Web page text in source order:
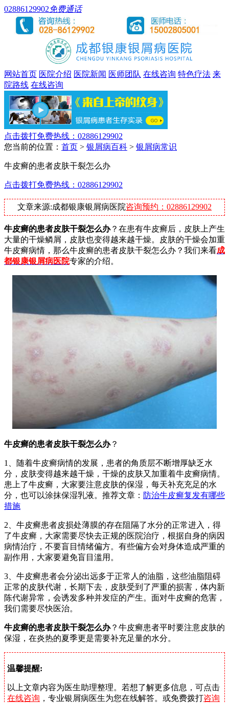
02886129902免费通话
网站首页 医院介绍 医院新闻 医师团队 在线咨询 特色疗法 来
院路线 在线咨询
点击拨打免费热线：02886129902
您当前的位置： 首页 > 银屑病百科 > 银屑病常识
牛皮癣的患者皮肤干裂怎么办
点击拨打免费热线：02886129902
文章来源:成都银康银屑病医院咨询预约：02886129902
牛皮癣的患者皮肤干裂怎么办？在患有牛皮癣后，皮肤上产生
大量的干燥鳞屑，皮肤也变得越来越干燥。皮肤的干燥会加重
牛皮癣病情，那么牛皮癣的患者皮肤干裂怎么办？我们来看成
都银康银屑病医院专家的介绍。
牛皮癣的患者皮肤干裂怎么办？
1、随着牛皮癣病情的发展，患者的角质层不断增厚缺乏水
分，皮肤变得越来越干燥，干燥的皮肤又加重着牛皮癣病情。
患上了牛皮癣，大家要注意皮肤的保湿，每天补充充足的水
分，也可以涂抹保湿乳液。推荐文章： 防治牛皮癣复发有哪些
措施
2、牛皮癣患者皮损处薄膜的存在阻隔了水分的正常进入，得
了牛皮癣，大家需要尽快去正规的医院治疗，根据自身的病因
病情治疗，不要盲目情绪偏方。有些偏方会对身体造成严重的
副作用，大家要避免盲目滥用。
3、牛皮癣患者会分泌出远多于正常人的油脂，这些油脂阻碍
正常的皮肤代谢，长期下去，皮肤受到了严重的损害，体内新
陈代谢异常，会诱发多种并发症的产生。面对牛皮癣的危害，
我们需要尽快医治。
牛皮癣的患者皮肤干裂怎么办？牛皮癣患者平时要注意皮肤的
保湿，在炎热的夏季更是需要补充足量的水分。
温馨提醒:
以上文章内容为医生助理整理。若想了解更多信息，可点击
在线咨询 ，专业银屑病医生为您在线解答。或免费拨打咨询